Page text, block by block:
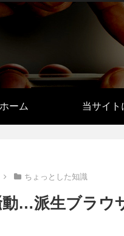
ホーム 当サイト
ちょっとした知識
…派生ブラウ